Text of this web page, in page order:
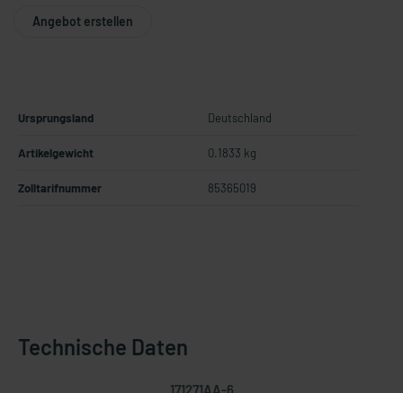
Angebot erstellen
Ursprungsland Deutschland
Artikelgewicht 0.1833 kg
Zolltarifnummer 85365019
Technische Daten
171271AA-6